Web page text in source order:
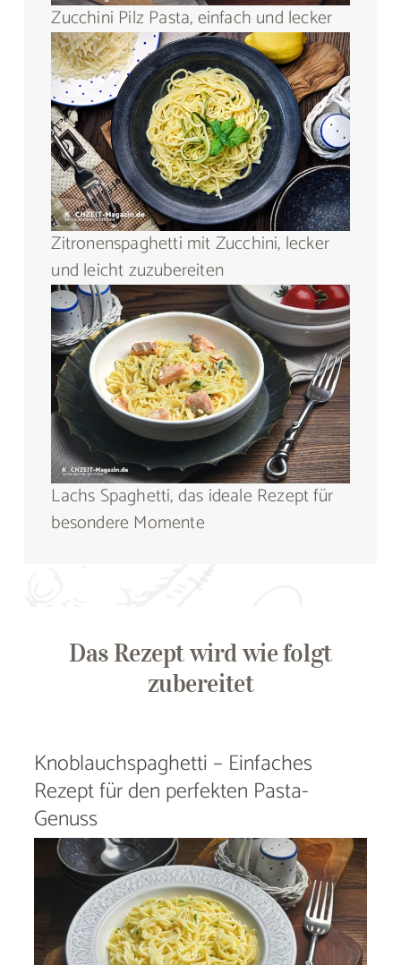
Zucchini Pilz Pasta, einfach und lecker
Zitronenspaghetti mit Zucchini, lecker
und leicht zuzubereiten
Lachs Spaghetti, das ideale Rezept für
besondere Momente
Das Rezept wird wie folgt
zubereitet
Knoblauchspaghetti – Einfaches
Rezept für den perfekten Pasta-
Genuss